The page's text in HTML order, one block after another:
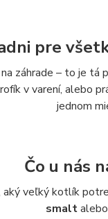
pre
záhrade – to je tá
v varení, alebo
jednom
Čo u nás
aký veľký kotlík
smalt